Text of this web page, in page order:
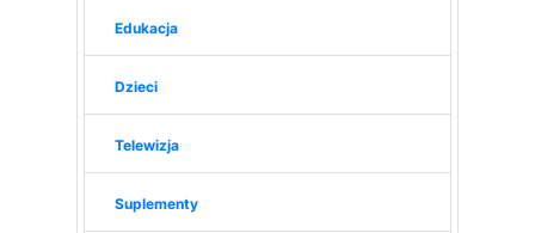
Edukacja
Dzieci
Telewizja
Suplementy